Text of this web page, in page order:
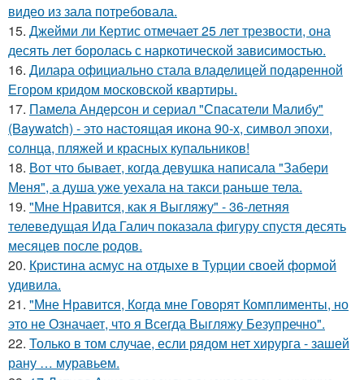
видео из зала потребовала.
15. Джейми ли Кертис отмечает 25 лет трезвости, она
десять лет боролась с наркотической зависимостью.
16. Дилара официально стала владелицей подаренной
Егором кридом московской квартиры.
17. Памела Андерсон и сериал "Спасатели Малибу"
(Baywatch) - это настоящая икона 90-х, символ эпохи,
солнца, пляжей и красных купальников!
18. Вот что бывает, когда девушка написала "Забери
Меня", а душа уже уехала на такси раньше тела.
19. "Мне Нравится, как я Выгляжу" - 36-летняя
телеведущая Ида Галич показала фигуру спустя десять
месяцев после родов.
20. Кристина асмус на отдыхе в Турции своей формой
удивила.
21. "Мне Нравится, Когда мне Говорят Комплименты, но
это не Означает, что я Всегда Выгляжу Безупречно".
22. Только в том случае, если рядом нет хирурга - зашей
рану … муравьем.